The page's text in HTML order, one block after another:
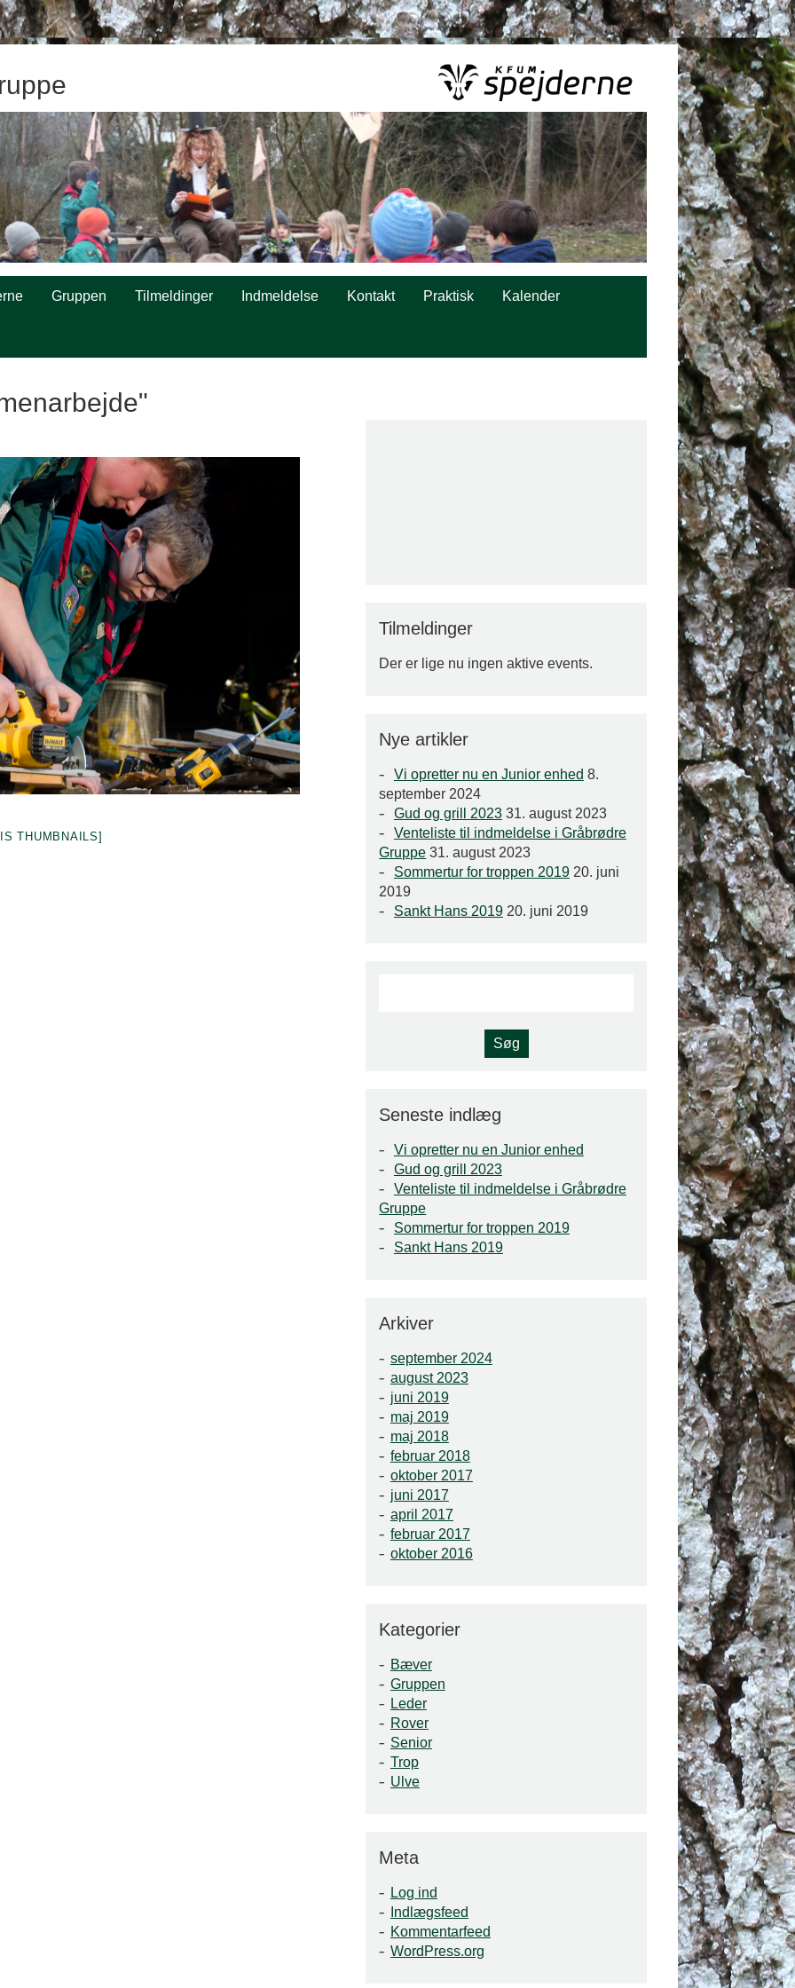
Gruppen Tilmeldinger Indmeldelse Kontakt Praktisk Kalender
THUMBNAILS]
Tilmeldinger
Der er lige nu ingen aktive events.
Nye artikler
Vi opretter nu en Junior enhed 8.
september 2024
Gud og grill 2023 31. august 2023
Venteliste til indmeldelse i Gråbrødre
Gruppe 31. august 2023
Sommertur for troppen 2019 20. juni
2019
Sankt Hans 2019 20. juni 2019
Seneste indlæg
Vi opretter nu en Junior enhed
Gud og grill 2023
Venteliste til indmeldelse i Gråbrødre
Gruppe
Sommertur for troppen 2019
Sankt Hans 2019
Arkiver
september 2024
august 2023
juni 2019
maj 2019
maj 2018
februar 2018
oktober 2017
juni 2017
april 2017
februar 2017
oktober 2016
Kategorier
Bæver
Gruppen
Leder
Rover
Senior
Trop
Ulve
Meta
Log ind
Indlægsfeed
Kommentarfeed
WordPress.org